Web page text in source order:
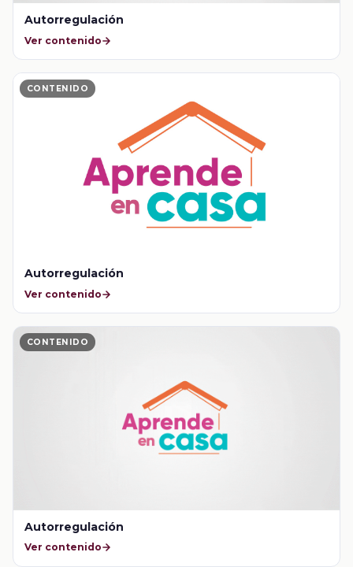
Autorregulación
Ver contenido
CONTENIDO
Autorregulación
Ver contenido
CONTENIDO
Autorregulación
Ver contenido